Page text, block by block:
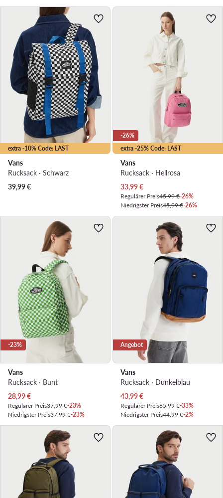
extra -10% Code: LAST
Vans
Rucksack · Schwarz
39,99€
extra -25% Code: LAST
-26%
Vans
Rucksack · Hellrosa
Aktueller Preis
33,99€
Regulärer Preis45,99 €-26%
Niedrigster Preis45,99 €-26%
-23%
Vans
Rucksack · Bunt
Aktueller Preis
28,99€
Regulärer Preis37,99 €-23%
Niedrigster Preis37,99 €-23%
Angebot
Vans
Rucksack · Dunkelblau
Aktueller Preis
43,99€
Regulärer Preis65,99 €-33%
Niedrigster Preis44,99 €-2%